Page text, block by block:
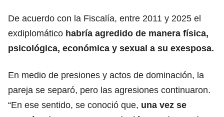
De acuerdo con la Fiscalía, entre 2011 y 2025 el
exdiplomático habría agredido de manera física,
psicológica, económica y sexual a su exesposa.
En medio de presiones y actos de dominación, la
pareja se separó, pero las agresiones continuaron.
“En ese sentido, se conoció que, una vez se